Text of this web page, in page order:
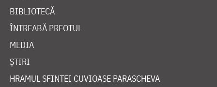
BIBLIOTECĂ
ÎNTREABĂ PREOTUL
MEDIA
ȘTIRI
HRAMUL SFINTEI CUVIOASE PARASCHEVA